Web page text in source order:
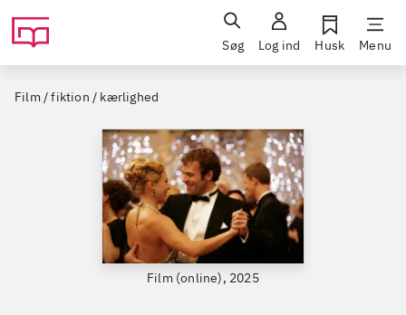
Søg Log ind Husk Menu
Film / fiktion / kærlighed
Film (online), 2025